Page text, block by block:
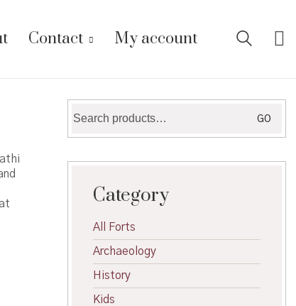
Contact My account
for:
GO
Category
All Forts
Archaeology
History
Kids